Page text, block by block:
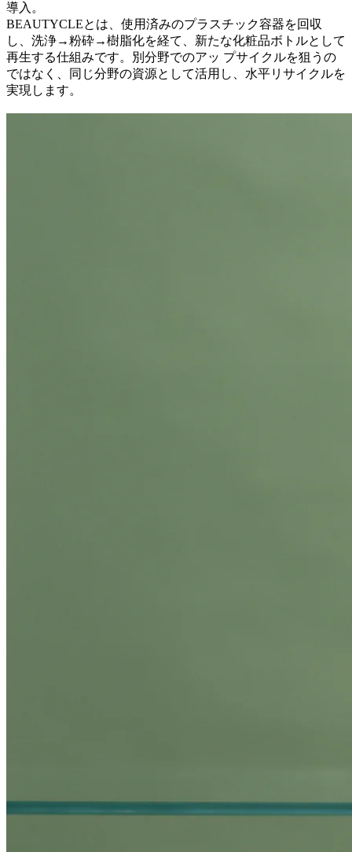
導入。
BEAUTYCLEとは、使用済みのプラスチック容器を回収
し、洗浄→粉砕→樹脂化を経て、新たな化粧品ボトルとして
再生する仕組みです。別分野でのアッ プサイクルを狙うの
ではなく、同じ分野の資源として活用し、水平リサイクルを
実現します。